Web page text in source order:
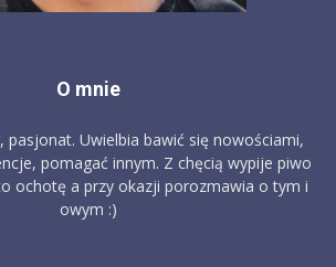
O mnie
pasjonat. Uwielbia bawić się nowościami,
pomagać innym. Z chęcią wypije piwo
ochotę a przy okazji porozmawia o tym i
owym :)